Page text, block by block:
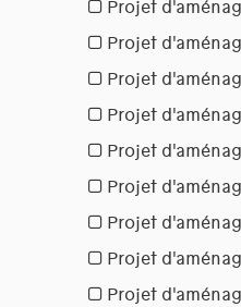
Projet
Projet
Projet
Projet
Projet
Projet
Projet
Projet
Projet